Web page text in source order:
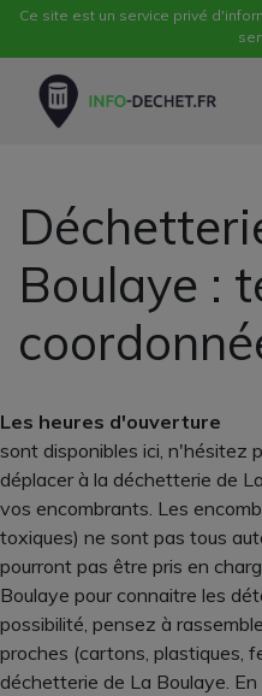
Ce site est un service privé
Boulaye :
Les heures d'ouverture
sont disponibles ici, n'hésitez
déplacer à la déchetterie de
vos encombrants. Les
toxiques) ne sont pas tous
pourront pas être pris en
Boulaye pour connaitre les
possibilité, pensez à
proches (cartons, plastiques,
déchetterie de La Boulaye.